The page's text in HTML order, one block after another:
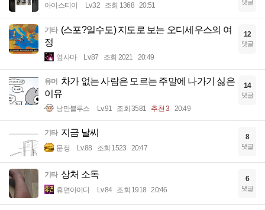
아이스티이 Lv.32 조회 1368 20:51 댓글
기타 (스포?일수도) 지도로 보는 오디세우스의 여
정
옆사마 Lv.87 조회 2021 20:49
12
댓글
유머 차가 없는 사람은 모르는 주말에 나가기 싫은
이유
낭만블루스 Lv.91 조회 3581 추천 3 20:49
14
댓글
기타 지금 날씨
문정 Lv.88 조회 1523 20:47
8
댓글
기타 상처 소독
휴면아이디 Lv.84 조회 1918 20:46
6
댓글